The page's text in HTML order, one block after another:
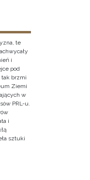
te
i
pod
tak brzmi
Ziemi
w
PRL-u.
i
sztuki